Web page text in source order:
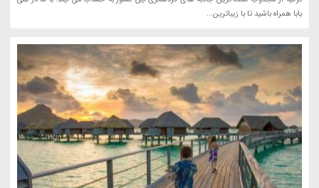
بابا همراه باشید تا با زیباترین...